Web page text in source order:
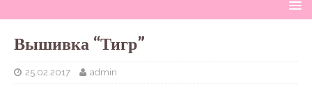
Вышивка “Тигр”
25.02.2017 admin